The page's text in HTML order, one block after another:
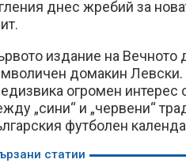
днес жребий за
издание на
домакин
огромен интерес
„сини“ и „червени“
футболен
статии